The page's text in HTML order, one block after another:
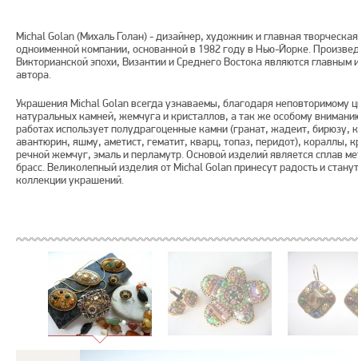
Michal Golan (Михаль Голан) - дизайнер, художник и главная
одноименной компании, основанной в 1982 году в Нью-Йорке.
Викторианской эпохи, Византии и Среднего Востока являются главным
автора.
Украшения Michal Golan всегда узнаваемы, благодаря неповторимому
натуральных камней, жемчуга и кристаллов, а так же особому
работах использует полудрагоценные камни (гранат, жадеит, бирюзу,
авантюрин, яшму, аметист, гематит, кварц, топаз, перидот), кораллы,
речной жемчуг, эмаль и перламутр. Основой изделий является сплав
брасс. Великолепный изделия от Michal Golan принесут радость и
коллекции украшений.